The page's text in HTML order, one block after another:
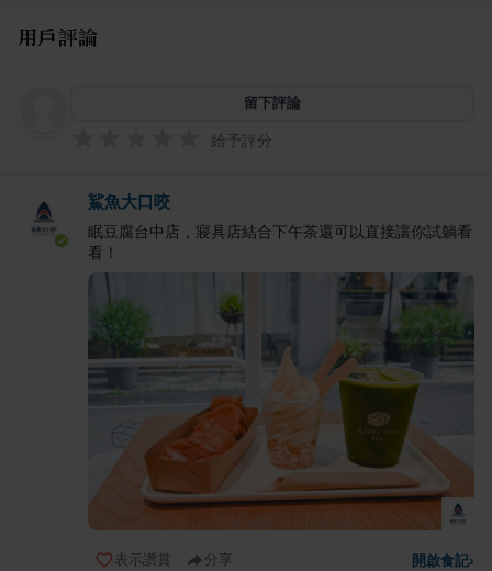
用戶評論
留下評論
給予評分
鯊魚大口咬
眠豆腐台中店，寢具店結合下午茶還可以直接讓你試躺看
看！
表示讚賞 分享 開啟食記›